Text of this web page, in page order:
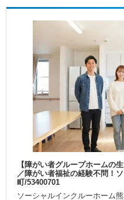
【障がい者グループホームの
／障がい者福祉の経験不問！
町/53400701
ソーシャルインクルーホーム